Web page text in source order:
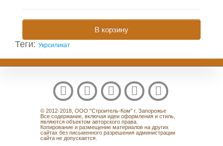
В корзину
Теги: Укрсиликат
© 2012-2018, ООО "Строитель-Ком" г. Запорожье
Все содержание, включая идеи оформления и стиль,
являются объектом авторского права.
Копирование и размещение материалов на других
сайтах без письменного разрешения администрации
сайта не допускается.